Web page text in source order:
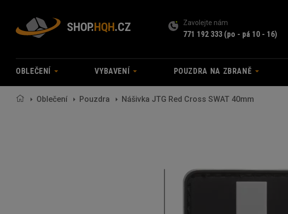
SHOP.HQH.CZ Zavolejte nám
771 192 333 (po - pá 10 - 16)
OBLEČENÍ VYBAVENÍ POUZDRA NA ZBRANĚ
Oblečení Pouzdra Nášivka JTG Red Cross SWAT 40mm